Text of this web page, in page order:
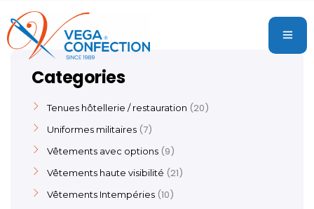
Categories
Tenues hôtellerie / restauration 20
Uniformes militaires 7
Vêtements avec options 9
Vêtements haute visibilité 21
Vêtements Intempéries 10